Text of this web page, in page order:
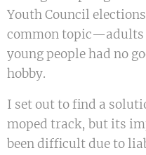
Youth Council
common topic—adults
young people had no
hobby.
I set out to find a
moped track, but its
been difficult due to